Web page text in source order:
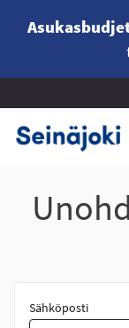
Sähköposti